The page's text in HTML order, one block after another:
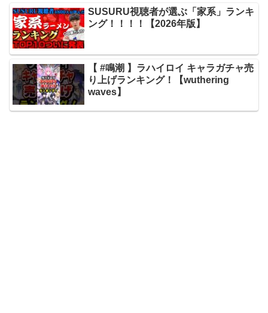
SUSURU視聴者が選ぶ「家系」ランキ
ング！！！！【2026年版】
【 #鳴潮 】ラハイロイ キャラガチャ売
り上げランキング！【wuthering
waves】